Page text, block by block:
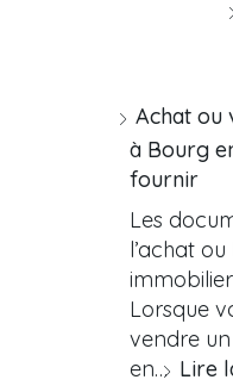
Achat ou
à Bourg
fournir
Les
l’achat
Lorsque
vendre
en… Lire